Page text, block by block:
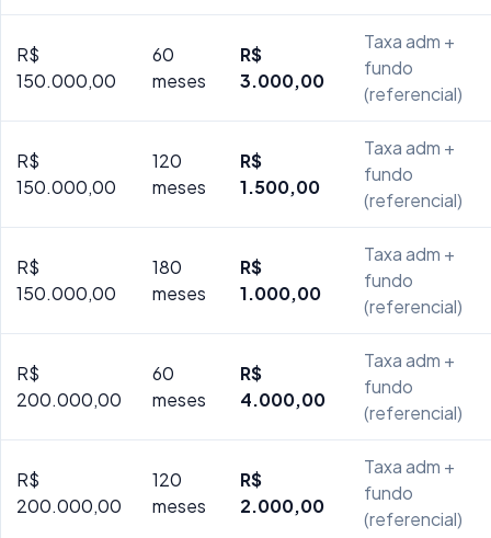
R$
150.000,00
60
meses
R$
3.000,00
Taxa adm +
fundo
(referencial)
R$
150.000,00
120
meses
R$
1.500,00
Taxa adm +
fundo
(referencial)
R$
150.000,00
180
meses
R$
1.000,00
Taxa adm +
fundo
(referencial)
R$
200.000,00
60
meses
R$
4.000,00
Taxa adm +
fundo
(referencial)
R$
200.000,00
120
meses
R$
2.000,00
Taxa adm +
fundo
(referencial)